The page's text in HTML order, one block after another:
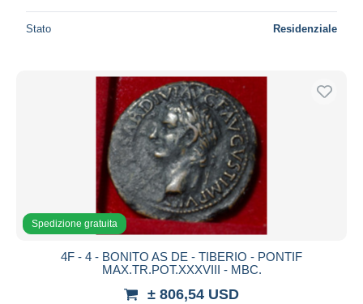
Stato Residenziale
Spedizione gratuita
4F - 4 - BONITO AS DE - TIBERIO - PONTIF
MAX.TR.POT.XXXVIII - MBC.
± 806,54 USD